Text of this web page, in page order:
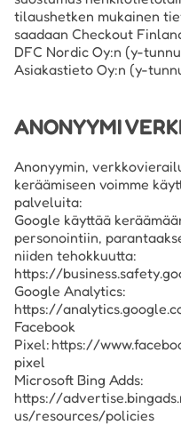
tilaushetken mukainen
saadaan Checkout
DFC Nordic Oy:n (y-
Asiakastieto Oy:n (y-
ANONYYMI
Anonyymin,
keräämiseen voimme
palveluita:
Google käyttää
personointiin,
niiden tehokkuutta:
https://
Google Analytics:
https://
Facebook
Pixel: https://
pixel
Microsoft Bing Adds:
https://
us/resources/policies